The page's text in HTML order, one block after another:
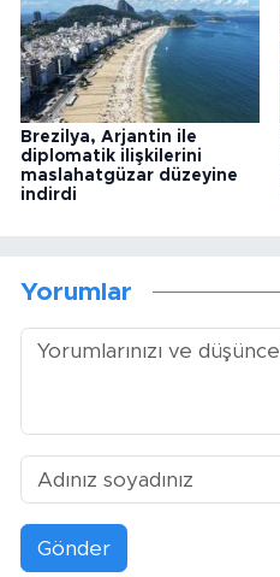
Brezilya, Arjantin ile
diplomatik ilişkilerini
maslahatgüzar düzeyine
indirdi
Yorumlar
Gönder